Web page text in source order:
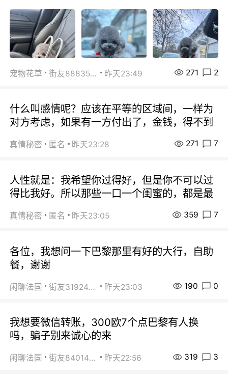
宠物花草 街友88835518 昨天23:49 271 2
什么叫感情呢？应该在平等的区域间，一样为
对方考虑，如果有一方付出了，金钱，得不到
真情秘密 匿名 昨天23:28 271 7
人性就是：我希望你过得好，但是你不可以过
得比我好。所以那些一口一个闺蜜的，都是最
真情秘密 匿名 昨天23:05 359 7
各位，我想问一下巴黎那里有好的大行，自助
餐，谢谢
闲聊法国 街友31924072 昨天23:03 190 0
我想要微信转账，300欧7个点巴黎有人换
吗，骗子别来诚心的来
闲聊法国 街友84014588 昨天22:56 319 3